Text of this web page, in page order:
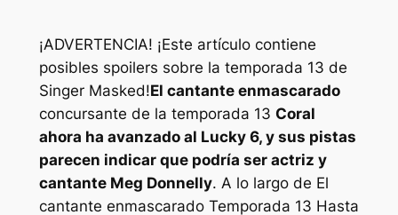
¡ADVERTENCIA! ¡Este artículo contiene
posibles spoilers sobre la temporada 13 de
Singer Masked!El cantante enmascarado
concursante de la temporada 13 Coral
ahora ha avanzado al Lucky 6, y sus pistas
parecen indicar que podría ser actriz y
cantante Meg Donnelly. A lo largo de El
cantante enmascaradoTemporada 13 Hasta